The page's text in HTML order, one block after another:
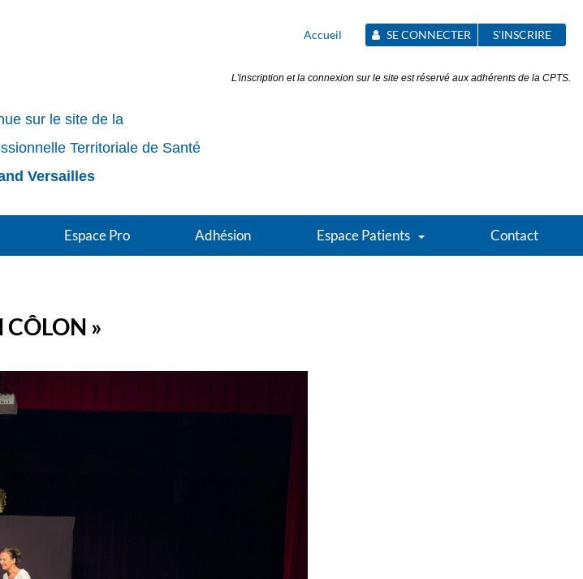
Accueil SE CONNECTER S'INSCRIRE
L'inscription et la connexion sur le site est réservé aux adhérents de la CPTS.
sur le site de la
Territoriale de Santé
Versailles
Espace Pro Adhésion Espace Patients Contact
CÔLON »